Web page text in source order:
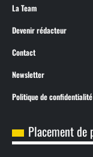
La Team
Devenir rédacteur
Contact
Newsletter
Politique de confidentialité
Placement